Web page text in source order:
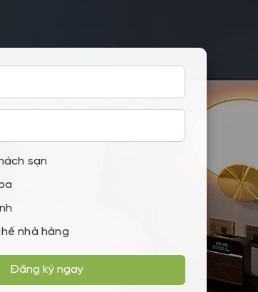
sạn
nhà hàng
Đăng ký ngay